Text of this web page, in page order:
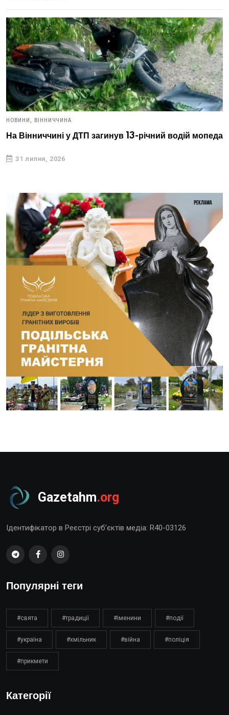
НОВИНИ, ВІННИЧЧИНА
На Вінниччині у ДТП загинув 13-річний водій мопеда
31 липня, 2026
Gazetahm.org
Ідентифікатор в Реєстрі суб’єктів медіа: R40-03126
Популярні теги
#свята #традиції #іменини #події
#україна #хмільник #війна #поліція
#прикмети
Категорії